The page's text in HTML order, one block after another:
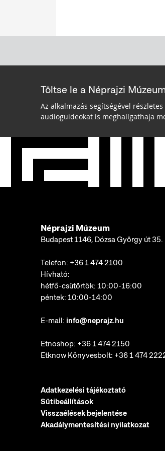
Töltse le a Néprajzi
Az alkalmazás segítségével
audioguideokat is meghallgathaja
Néprajzi Múzeum
Budapest 1146, Dózsa György út 35.
Telefon: +36 1 474 2100
Hívható:
hétfő-csütörtök: 10:00-16:00
péntek: 10:00-14:00
E-mail: info@neprajz.hu
Etnoshop: +36 1 474 2150
Etknow Könyvesbolt: +36 1 474
Adatkezelési tájékoztató
Sütibeállítások
Visszaélések bejelentése
Akadálymentesítési nyilatkozat